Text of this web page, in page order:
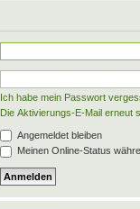
Ich habe mein Passwort
Die Aktivierungs-E-Mail erneut
Angemeldet bleiben
Meinen Online-Status